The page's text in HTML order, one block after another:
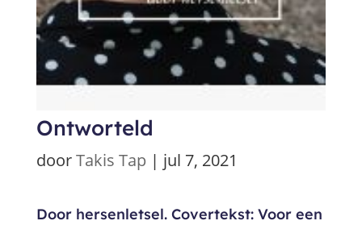
Ontworteld
doorTakis Tap | jul 7, 2021
Door hersenletsel. Covertekst: Voor een